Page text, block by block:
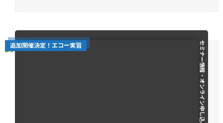
セミナー情報・オンライン申し込みページ
追加開催決定！エコー実習